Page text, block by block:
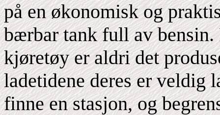
på en økonomisk og
bærbar tank full av
kjøretøy er aldri det
ladetidene deres er veldig
finne en stasjon, og